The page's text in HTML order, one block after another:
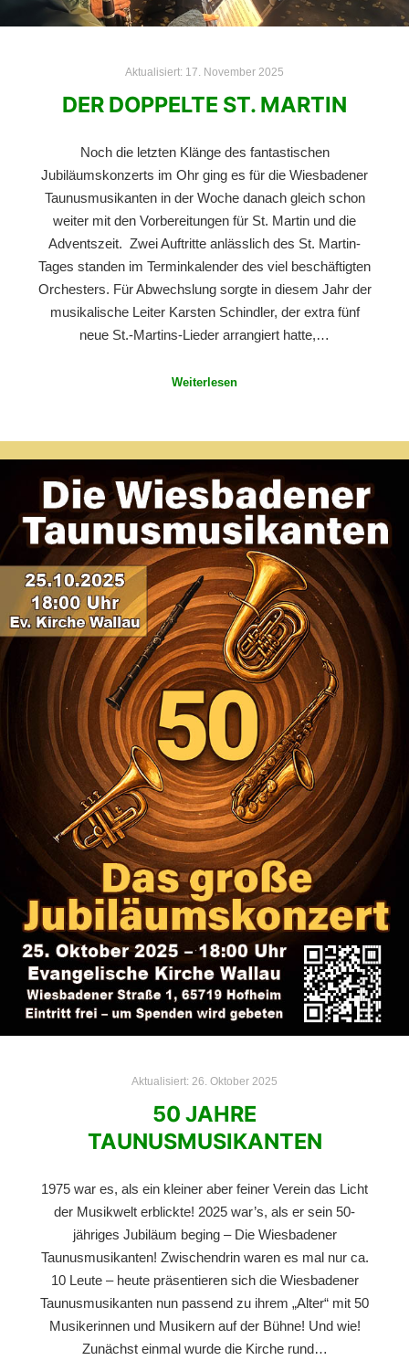
Aktualisiert: 17. November 2025
DER DOPPELTE ST. MARTIN
Noch die letzten Klänge des fantastischen
Jubiläumskonzerts im Ohr ging es für die Wiesbadener
Taunusmusikanten in der Woche danach gleich schon
weiter mit den Vorbereitungen für St. Martin und die
Adventszeit. Zwei Auftritte anlässlich des St. Martin-
Tages standen im Terminkalender des viel beschäftigten
Orchesters. Für Abwechslung sorgte in diesem Jahr der
musikalische Leiter Karsten Schindler, der extra fünf
neue St.-Martins-Lieder arrangiert hatte,…
Weiterlesen
Aktualisiert: 26. Oktober 2025
50 JAHRE
TAUNUSMUSIKANTEN
1975 war es, als ein kleiner aber feiner Verein das Licht
der Musikwelt erblickte! 2025 war’s, als er sein 50-
jähriges Jubiläum beging – Die Wiesbadener
Taunusmusikanten! Zwischendrin waren es mal nur ca.
10 Leute – heute präsentieren sich die Wiesbadener
Taunusmusikanten nun passend zu ihrem „Alter“ mit 50
Musikerinnen und Musikern auf der Bühne! Und wie!
Zunächst einmal wurde die Kirche rund…